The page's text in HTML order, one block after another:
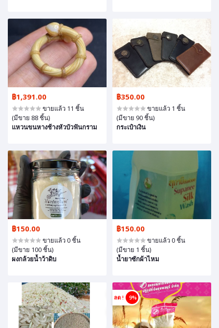
฿1,391.00
ขายแล้ว 11 ชิ้น
(มีขาย 88 ชิ้น)
แหวนขนหางช้างหัวบัวฟันกราม
฿350.00
ขายแล้ว 1 ชิ้น
(มีขาย 90 ชิ้น)
กระเป๋าเงิน
฿150.00
ขายแล้ว 0 ชิ้น
(มีขาย 100 ชิ้น)
ผงกล้วยน้ำว้าดิบ
฿150.00
ขายแล้ว 0 ชิ้น
(มีขาย 1 ชิ้น)
น้ำยาซักผ้าไหม
ลด ! 9%